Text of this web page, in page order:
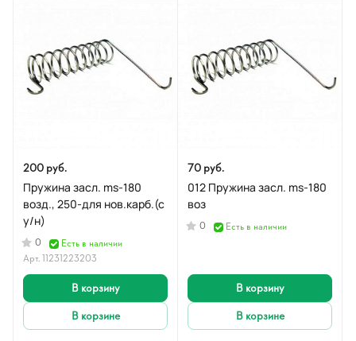
200 руб.
Пружина засл. ms-180
возд., 250-для нов.карб.(с
у/н)
0
Есть в наличии
Арт.11231223203
В корзину
В корзине
70 руб.
012 Пружина засл. ms-180
воз
0 Есть в наличии
В корзину
В корзине